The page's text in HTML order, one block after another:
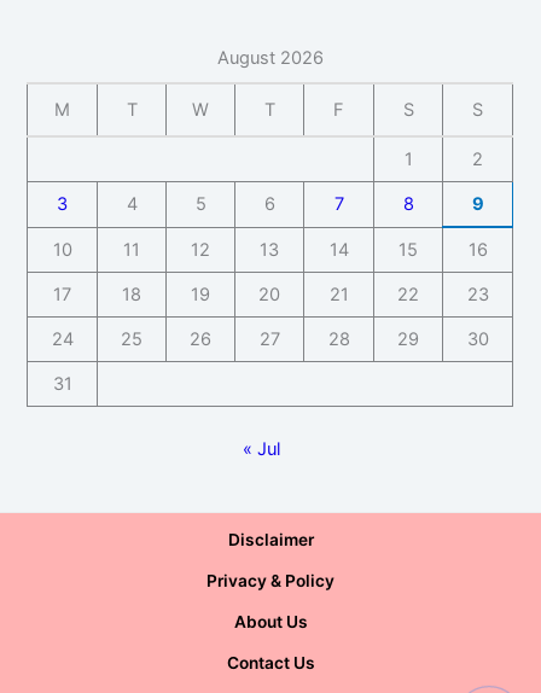
August 2026
M T W T F S S
1 2
3 4 5 6 7 8 9
10 11 12 13 14 15 16
17 18 19 20 21 22 23
24 25 26 27 28 29 30
31
« Jul
Disclaimer
Privacy & Policy
About Us
Contact Us